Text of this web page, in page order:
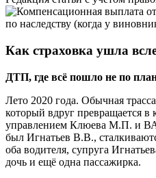
Как страховка ушла
ДТП, где всё пошло не по
Лето 2020 года. Обычная
который вдруг превращается
управлением Клюева М.П. и
был Игнатьев В.В.,
оба водителя, супруга
дочь и ещё одна пассажирка.